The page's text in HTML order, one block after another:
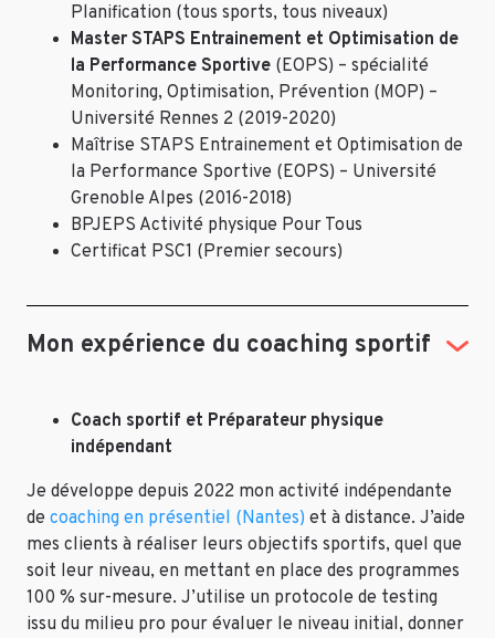
Planification (tous sports, tous niveaux)
Master STAPS Entrainement et Optimisation de
la Performance Sportive (EOPS) – spécialité
Monitoring, Optimisation, Prévention (MOP) –
Université Rennes 2 (2019-2020)
Maîtrise STAPS Entrainement et Optimisation de
la Performance Sportive (EOPS) – Université
Grenoble Alpes (2016-2018)
BPJEPS Activité physique Pour Tous
Certificat PSC1 (Premier secours)
Mon expérience du coaching sportif
Coach sportif et Préparateur physique
indépendant
Je développe depuis 2022 mon activité indépendante
de coaching en présentiel (Nantes) et à distance. J’aide
mes clients à réaliser leurs objectifs sportifs, quel que
soit leur niveau, en mettant en place des programmes
100 % sur-mesure. J’utilise un protocole de testing
issu du milieu pro pour évaluer le niveau initial, donner